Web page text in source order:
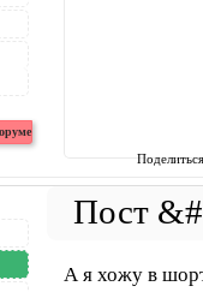
А я хожу в